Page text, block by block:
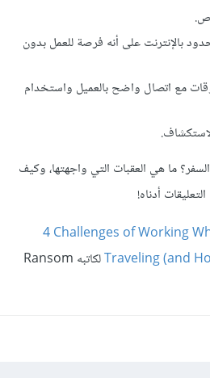
بالإنترنت على أنه فرصة للعمل بدون
مع اتصال واضح بالعميل واستخدام
ما هي العقبات التي واجهتها، وكيف
أدناه!
4 Challenges of Working
Traveling (and
‎ لكاتبه Ransom